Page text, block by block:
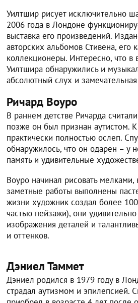
Уилтшир рисует исключительно
2006 года в Лондоне
выставка его произведений.
авторских альбомов Стивена, его
коллекционеры. Интересно, что в
Уилтшира обнаружились и
абсолютный слух и
Ричард Воуро
В раннем детстве Ричарда
позже он был признан аутистом.
практически полностью ослеп.
обнаружилось, что он одарен – у
память и удивительные
Воуро начинал рисовать мелками,
заметные работы выполнены
жизни художник создал более
частью пейзажи), они
изображения деталей и
и оттенков.
Дэниел Таммет
Дэниел родился в 1979 году в
страдал аутизмом и эпилепсией.